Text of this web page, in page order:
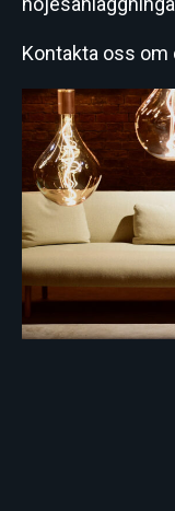
Kontakta oss om